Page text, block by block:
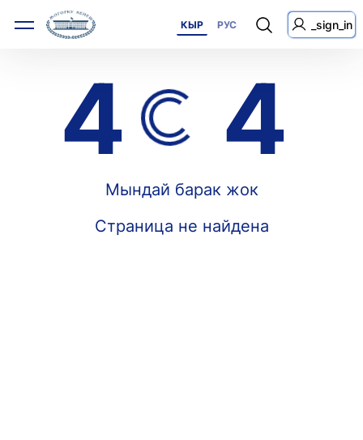
КЫР РУС _sign_in
4 4
Мындай барак жок
Страница не найдена